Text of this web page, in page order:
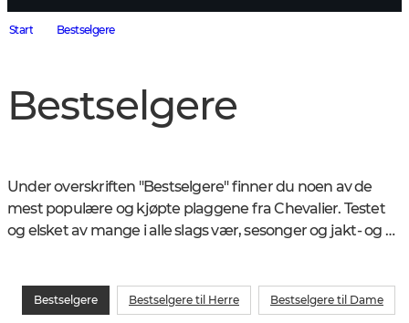
Start Bestselgere
Bestselgere
Under overskriften "Bestselgere" finner du noen av de
mest populære og kjøpte plaggene fra Chevalier. Testet
og elsket av mange i alle slags vær, sesonger og jakt- og
Bestselgere Bestselgere til Herre Bestselgere til Dame